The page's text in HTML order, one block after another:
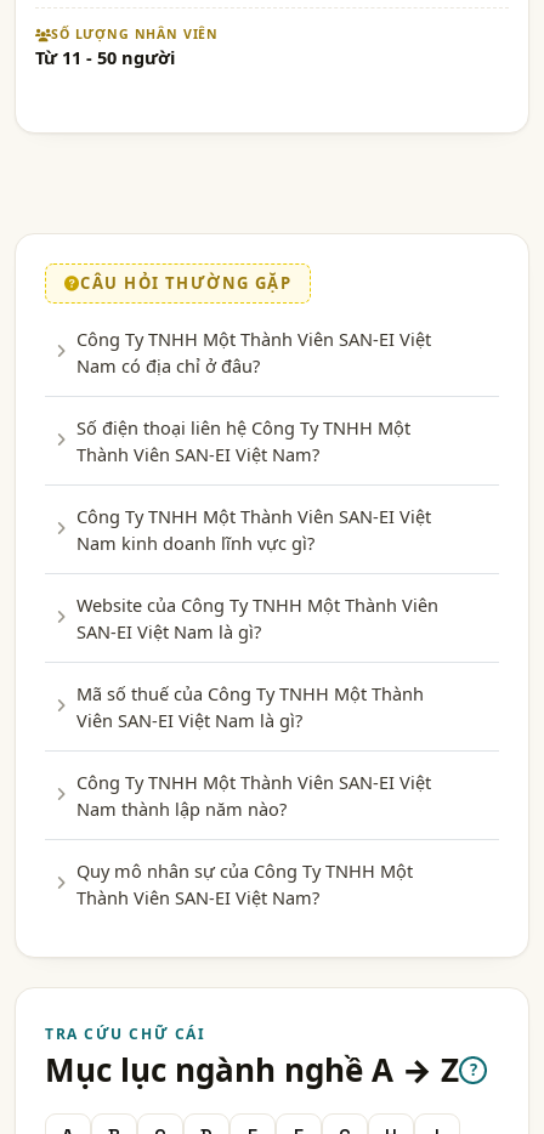
SỐ LƯỢNG NHÂN VIÊN
Từ 11 - 50 người
CÂU HỎI THƯỜNG GẶP
Công Ty TNHH Một Thành Viên SAN-EI Việt
Nam có địa chỉ ở đâu?
Số điện thoại liên hệ Công Ty TNHH Một
Thành Viên SAN-EI Việt Nam?
Công Ty TNHH Một Thành Viên SAN-EI Việt
Nam kinh doanh lĩnh vực gì?
Website của Công Ty TNHH Một Thành Viên
SAN-EI Việt Nam là gì?
Mã số thuế của Công Ty TNHH Một Thành
Viên SAN-EI Việt Nam là gì?
Công Ty TNHH Một Thành Viên SAN-EI Việt
Nam thành lập năm nào?
Quy mô nhân sự của Công Ty TNHH Một
Thành Viên SAN-EI Việt Nam?
TRA CỨU CHỮ CÁI
Mục lục ngành nghề A → Z ?